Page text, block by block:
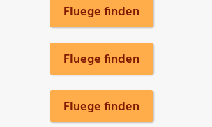
Fluege finden
Fluege finden
Fluege finden